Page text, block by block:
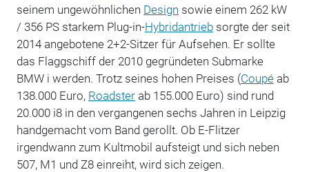
seinem ungewöhnlichen Design sowie einem 262 kW
/ 356 PS starkem Plug-in-Hybridantriebsorgte der seit
2014 angebotene 2+2-Sitzer für Aufsehen. Er sollte
das Flaggschiff der 2010 gegründeten Submarke
BMW i werden. Trotz seines hohen Preises (Coupéab
138.000 Euro, Roadsterab 155.000 Euro) sind rund
20.000 i8 in den vergangenen sechs Jahren in Leipzig
handgemacht vom Band gerollt. Ob E-Flitzer
irgendwann zum Kultmobil aufsteigt und sich neben
507, M1 und Z8 einreiht, wird sich zeigen.